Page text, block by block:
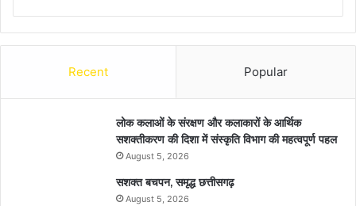
Recent Popular
लोक कलाओं के संरक्षण और कलाकारों के आर्थिक
सशक्तीकरण की दिशा में संस्कृति विभाग की महत्वपूर्ण पहल
August 5, 2026
सशक्त बचपन, समृद्ध छत्तीसगढ़
August 5, 2026